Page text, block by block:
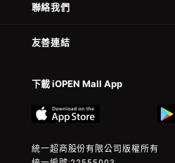
聯絡我們
友善連結
下載 iOPEN Mall App
統一超商股份有限公司版權所有